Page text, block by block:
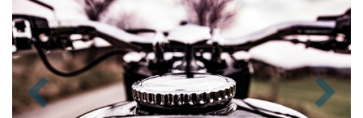
Zurück